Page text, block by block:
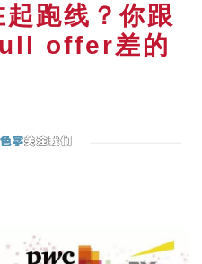
跑线？你跟
offer差的